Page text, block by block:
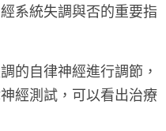
系統失調與否的重要指
的自律神經進行調節，
經測試，可以看出治療